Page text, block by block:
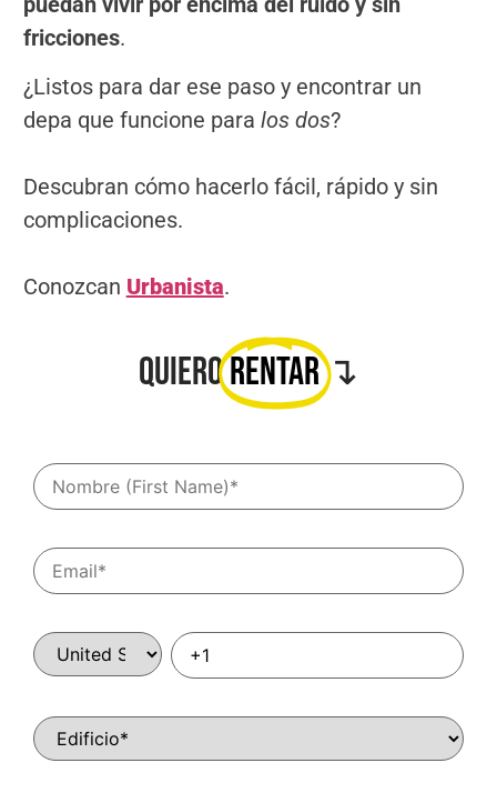
fricciones.
¿Listos para dar ese paso y encontrar un
depa que funcione para los dos?
Descubran cómo hacerlo fácil, rápido y sin
complicaciones.
Conozcan Urbanista.
QuieroRentar↴​